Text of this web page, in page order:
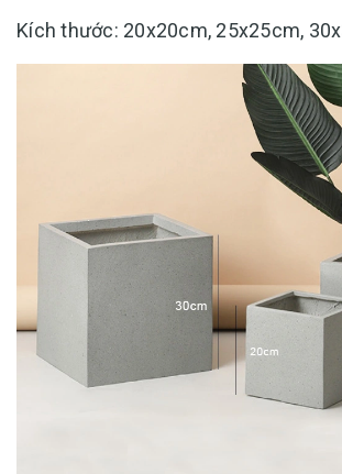
Kích thước: 20x20cm, 25x25cm,